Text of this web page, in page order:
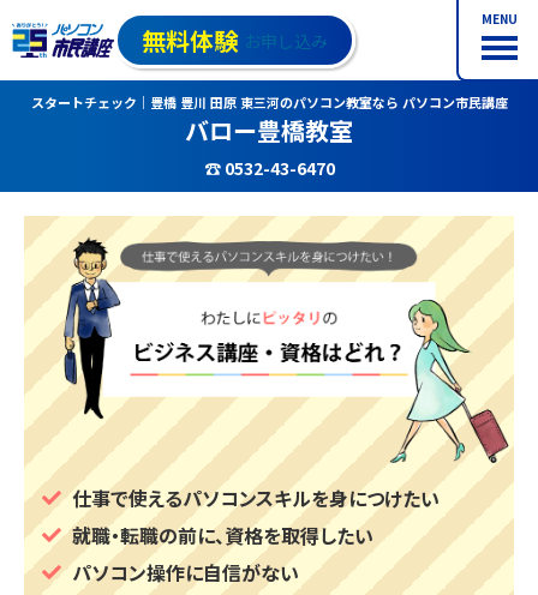
MENU
無料体験 お申し込み
スタートチェック｜豊橋 豊川 田原 東三河のパソコン教室なら パソコン市民講座
バロー豊橋教室
☎ 0532-43-6470
仕事で使えるパソコンスキルを身につけたい
就職・転職の前に、資格を取得したい
パソコン操作に自信がない